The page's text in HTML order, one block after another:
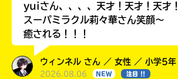
yuiさん、、、、天才！天才！天才！
スーパミラクル莉々華さん笑顔〜
癒される！！！
ウィンネル さん ／ 女性 ／ 小学5年
2026.08.06 NEW 注目 !!